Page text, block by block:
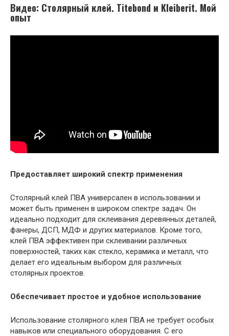
Видео: Столярный клей. Titebond и Kleiberit. Мой
опыт
Предоставляет широкий спектр применения
Столярный клей ПВА универсален в использовании и
может быть применен в широком спектре задач. Он
идеально подходит для склеивания деревянных деталей,
фанеры, ДСП, МДФ и других материалов. Кроме того,
клей ПВА эффективен при склеивании различных
поверхностей, таких как стекло, керамика и металл, что
делает его идеальным выбором для различных
столярных проектов.
Обеспечивает простое и удобное использование
Использование столярного клея ПВА не требует особых
навыков или специального оборудования. С его